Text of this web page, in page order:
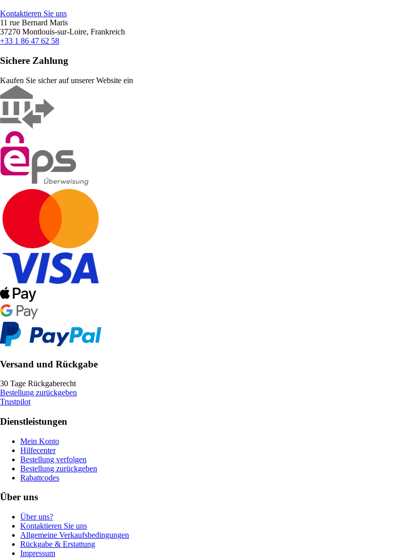
Kontaktieren Sie uns
11 rue Bernard Maris
37270 Montlouis-sur-Loire, Frankreich
+33 1 86 47 62 58
Sichere Zahlung
Kaufen Sie sicher auf unserer Website ein
Versand und Rückgabe
30 Tage Rückgaberecht
Bestellung zurückgeben
Trustpilot
Dienstleistungen
Mein Konto
Hilfecenter
Bestellung verfolgen
Bestellung zurückgeben
Rabattcodes
Über uns
Über uns?
Kontaktieren Sie uns
Allgemeine Verkaufsbedingungen
Rückgabe & Erstattung
Impressum